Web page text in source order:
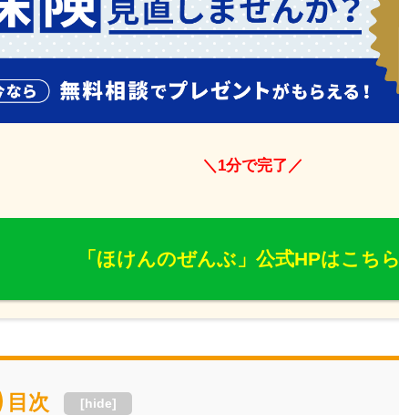
＼1分で完了／
「ほけんのぜんぶ」公式HPはこちら
目次 [hide]